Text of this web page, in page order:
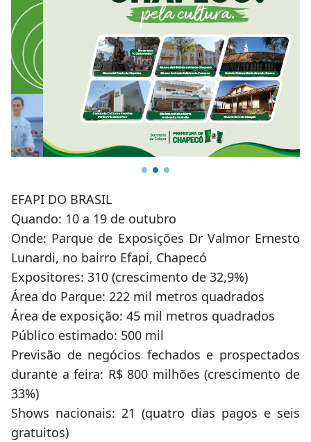
EFAPI DO BRASIL
Quando: 10 a 19 de outubro
Onde: Parque de Exposições Dr Valmor Ernesto
Lunardi, no bairro Efapi, Chapecó
Expositores: 310 (crescimento de 32,9%)
Área do Parque: 222 mil metros quadrados
Área de exposição: 45 mil metros quadrados
Público estimado: 500 mil
Previsão de negócios fechados e prospectados
durante a feira: R$ 800 milhões (crescimento de
33%)
Shows nacionais: 21 (quatro dias pagos e seis
gratuitos)